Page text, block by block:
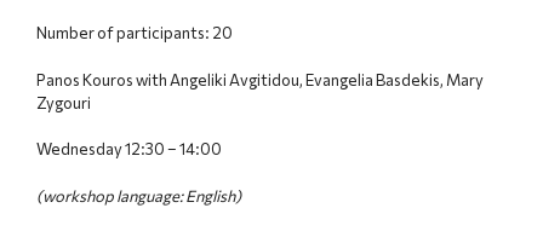
Number of participants: 20
Panos Kouros with Angeliki Avgitidou, Evangelia Basdekis, Mary
Zygouri
Wednesday 12:30 – 14:00
(workshop language: English)